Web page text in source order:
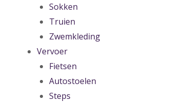
Sokken
Truien
Zwemkleding
Vervoer
Fietsen
Autostoelen
Steps